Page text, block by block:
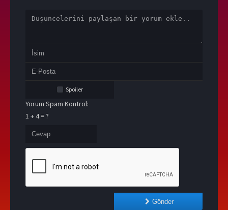
Spoiler
Yorum Spam Kontrol:
1 + 4 = ?
Gönder